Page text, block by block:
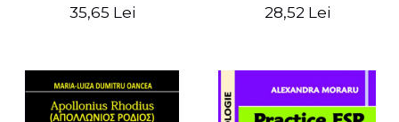
35,65 Lei 28,52 Lei